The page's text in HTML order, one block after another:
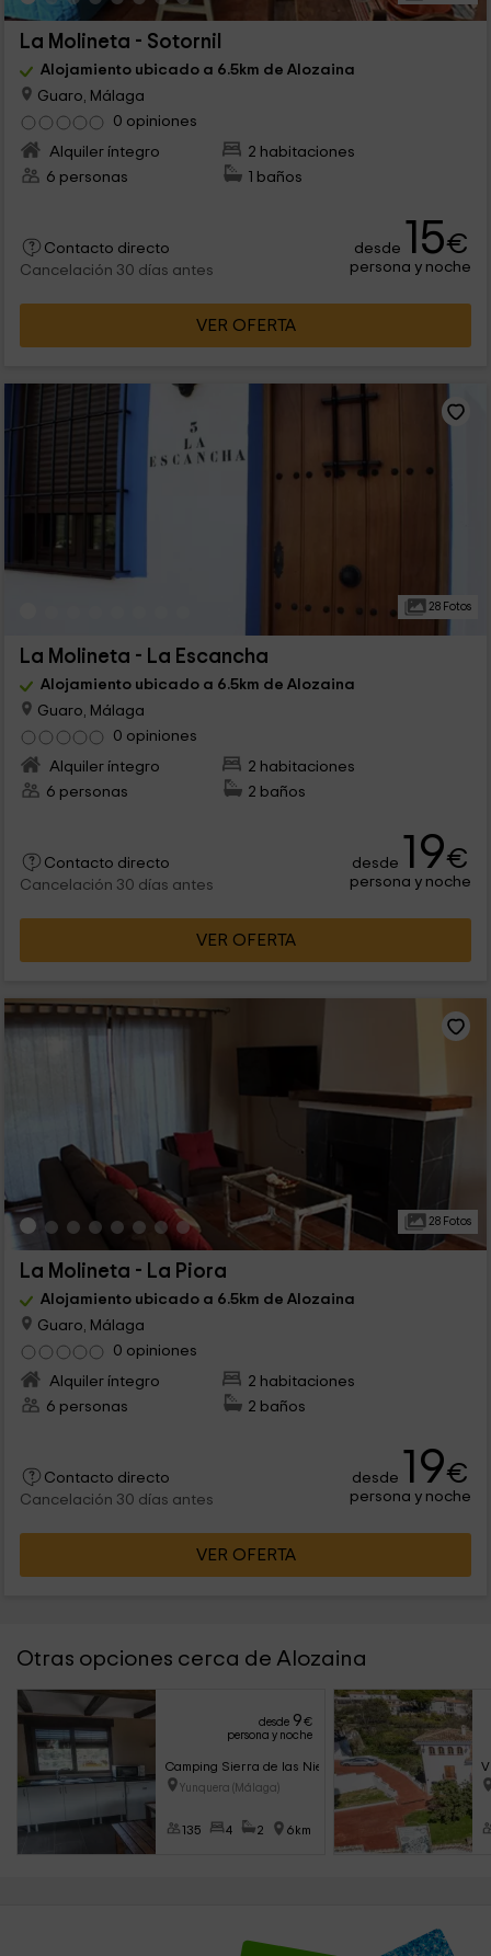
La Molineta - Sotornil
Alojamiento ubicado a 6.5km de Alozaina
Guaro, Málaga
0 opiniones
Alquiler íntegro
2 habitaciones
6 personas
1 baños
Contacto directo
Cancelación 30 días antes
desde 15€
persona y noche
VER OFERTA
28 Fotos
La Molineta - La Escancha
Alojamiento ubicado a 6.5km de Alozaina
Guaro, Málaga
0 opiniones
Alquiler íntegro
2 habitaciones
6 personas
2 baños
Contacto directo
Cancelación 30 días antes
desde 19€
persona y noche
VER OFERTA
28 Fotos
La Molineta - La Piora
Alojamiento ubicado a 6.5km de Alozaina
Guaro, Málaga
0 opiniones
Alquiler íntegro
2 habitaciones
6 personas
2 baños
Contacto directo
Cancelación 30 días antes
desde 19€
persona y noche
VER OFERTA
Otras opciones cerca de Alozaina
desde 9€
persona y noche
Camping Sierra de las Nieves
Yunquera (Málaga)
135 4 2 6km